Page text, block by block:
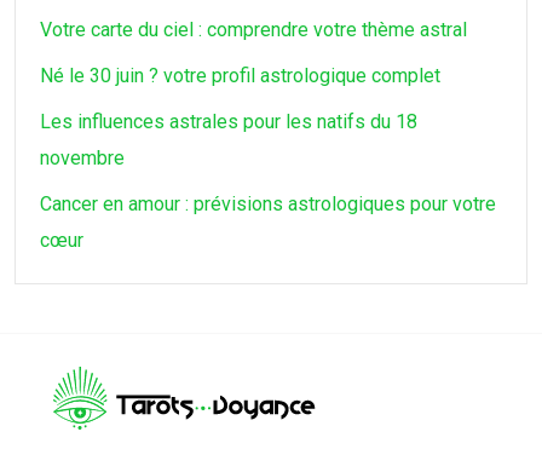
Votre carte du ciel : comprendre votre thème astral
Né le 30 juin ? votre profil astrologique complet
Les influences astrales pour les natifs du 18
novembre
Cancer en amour : prévisions astrologiques pour votre
cœur